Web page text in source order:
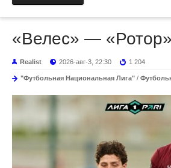
«Велес» —
Realist 2026-авг-3, 22:30 1 204
"Футбольная Национальная Лига" /